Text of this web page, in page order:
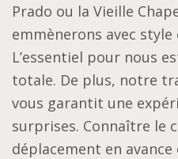
Prado ou la Vieille
emmènerons avec
L’essentiel pour nous
totale. De plus, notre
vous garantit une
surprises. Connaître le
déplacement en avance